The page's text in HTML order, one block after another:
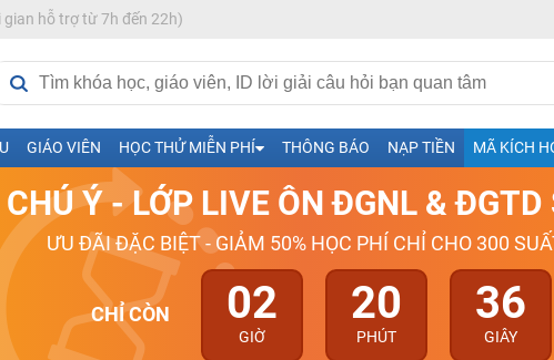
hỗ trợ từ 7h đến 22h)
GIÁO VIÊN HỌC THỬ MIỄN PHÍ THÔNG BÁO NẠP TIỀN MÃ KÍCH
Ý - LỚP LIVE ÔN ĐGNL & ĐGTD
ƯU ĐÃI ĐẶC BIỆT - GIẢM 50% HỌC PHÍ CHỈ CHO 300
CHỈ CÒN 02
GIỜ
20
PHÚT
35
GIÂY
Văn - Anh- Sinh-Sử-Địa cùng Thầy Cô giỏi, nổi tiếng
nổi tiếng
học 2026-2027